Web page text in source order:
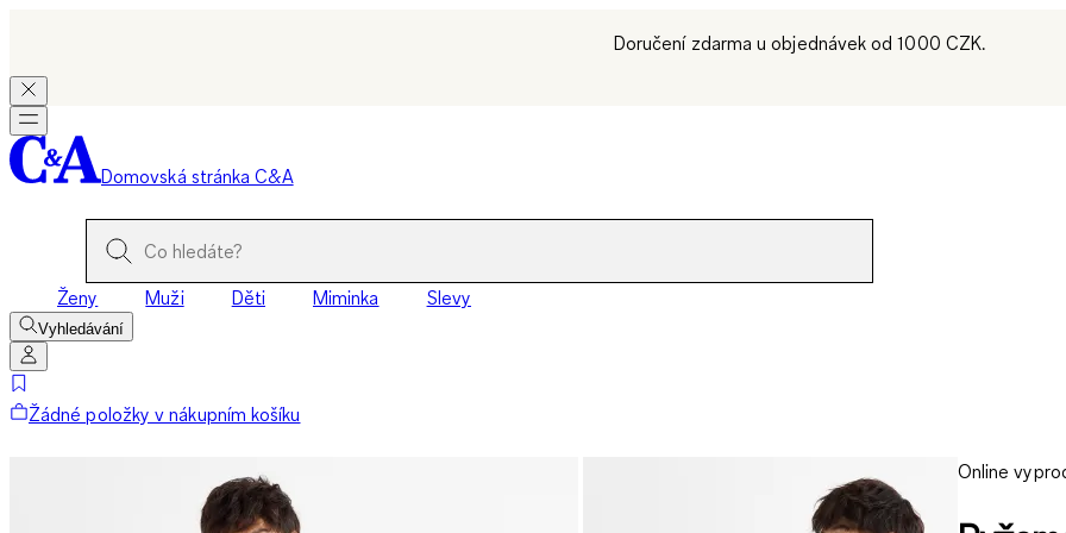
Doručení zdarma u objednávek od 1000 CZK.
Domovská stránka C&A
Ženy Muži Děti Miminka Slevy
Vyhledávání
Žádné položky v nákupním košíku
Online